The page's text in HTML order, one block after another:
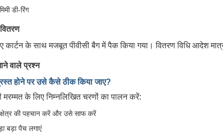
डी-रिंग
कार्टन के साथ मजबूत पीवीसी बैग में पैक किया गया। वितरण विधि आदेश
वाले प्रश्न
होने पर उसे कैसे ठीक किया जाए?
मरम्मत के लिए निम्नलिखित चरणों का पालन करें:
क्षेत्र की पहचान करें और उसे साफ करें
बड़ा पैच लगाएं